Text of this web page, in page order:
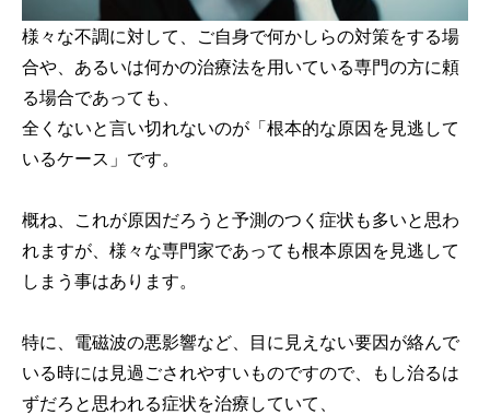
様々な不調に対して、ご自身で何かしらの対策をする場
合や、あるいは何かの治療法を用いている専門の方に頼
る場合であっても、
全くないと言い切れないのが「根本的な原因を見逃して
いるケース」です。
概ね、これが原因だろうと予測のつく症状も多いと思わ
れますが、様々な専門家であっても根本原因を見逃して
しまう事はあります。
特に、電磁波の悪影響など、目に見えない要因が絡んで
いる時には見過ごされやすいものですので、もし治るは
ずだろと思われる症状を治療していて、